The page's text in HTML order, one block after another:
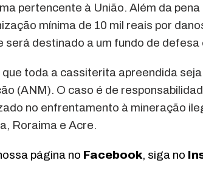
pertencente à União. Além da pena
mínima de 10 mil reais por
será destinado a um fundo de
que toda a cassiterita apreendida
(ANM). O caso é de
no enfrentamento à mineração
Roraima e Acre.
página no Facebook, siga no